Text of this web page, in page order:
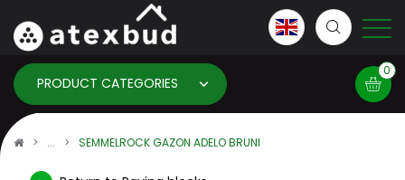
PRODUCT CATEGORIES
0
SEMMELROCK GAZON ADELO BRUNI